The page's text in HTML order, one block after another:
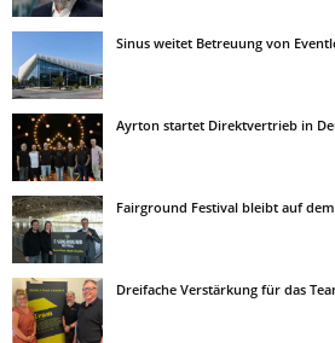
Sinus weitet Betreuung von
Ayrton startet Direktvertrieb in
Fairground Festival bleibt auf
Dreifache Verstärkung für das